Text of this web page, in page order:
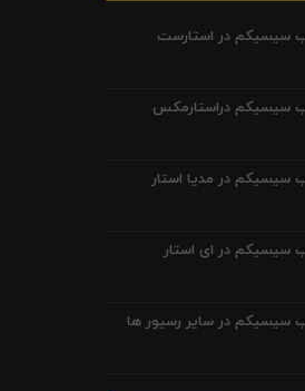
سیسیکم در استارست
سیسیکم دراستارمکس
در مدیا استار
در ای استار
سیسیکم در سایر رسیور ها